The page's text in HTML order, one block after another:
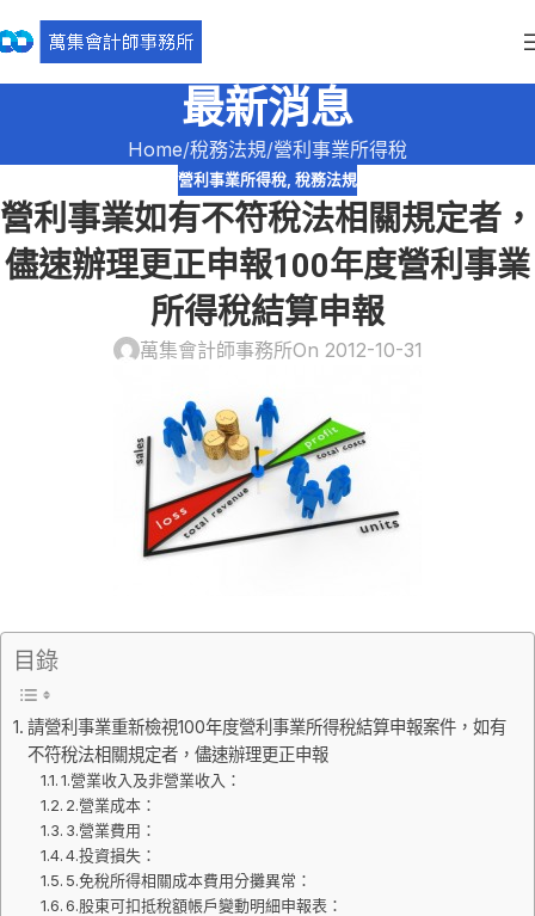
最新消息
Home 稅務法規 營利事業所得稅
營利事業所得稅, 稅務法規
營利事業如有不符稅法相關規定者，
儘速辦理更正申報100年度營利事業
所得稅結算申報
萬集會計師事務所On 2012-10-31
目錄
請營利事業重新檢視100年度營利事業所得稅結算申報案件，如有
不符稅法相關規定者，儘速辦理更正申報
1.營業收入及非營業收入：
2.營業成本：
3.營業費用：
4.投資損失：
5.免稅所得相關成本費用分攤異常：
6.股東可扣抵稅額帳戶變動明細申報表：